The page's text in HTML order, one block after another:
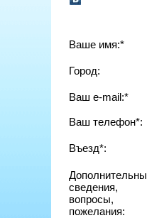
Ваше имя:*
Город:
Ваш e-mail:*
Ваш телефон*:
Въезд*:
сведения,
вопросы,
пожелания: